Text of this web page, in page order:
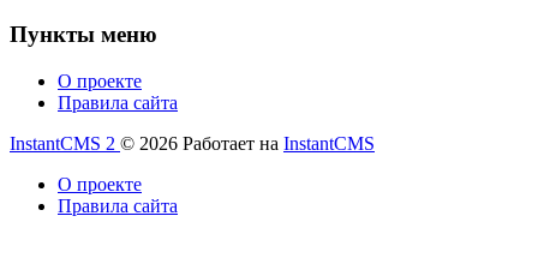
Пункты меню
О проекте
Правила сайта
InstantCMS 2 © 2026 Работает на InstantCMS
О проекте
Правила сайта